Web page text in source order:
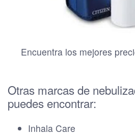
Encuentra los mejores
Otras marcas de
puedes encontrar:
Inhala Care